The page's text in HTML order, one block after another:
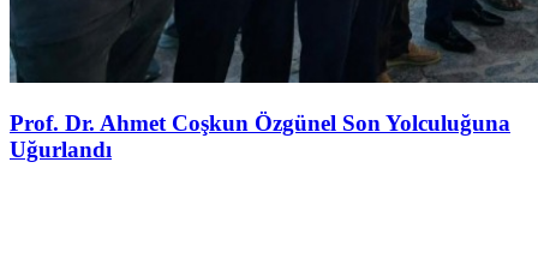
Prof. Dr. Ahmet Coşkun Özgünel Son Yolculuğuna
Uğurlandı